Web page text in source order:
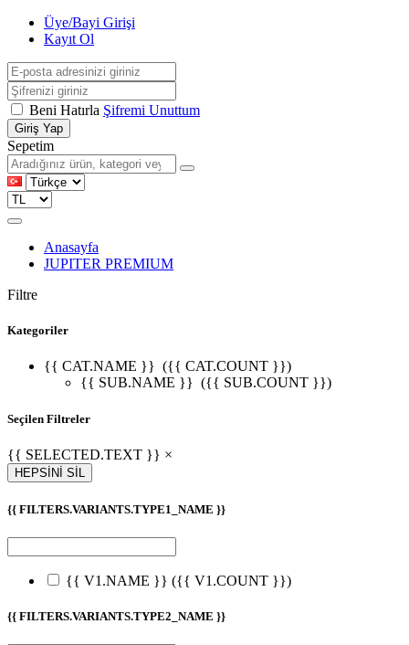
Üye/Bayi Girişi
Kayıt Ol
Beni Hatırla Şifremi Unuttum
Giriş Yap
Sepetim
Anasayfa
JUPITER PREMIUM
Filtre
Kategoriler
{{ CAT.NAME }} ({{ CAT.COUNT }})
{{ SUB.NAME }} ({{ SUB.COUNT }})
Seçilen Filtreler
{{ SELECTED.TEXT }} ×
HEPSİNİ SİL
{{ FILTERS.VARIANTS.TYPE1_NAME }}
{{ V1.NAME }} ({{ V1.COUNT }})
{{ FILTERS.VARIANTS.TYPE2_NAME }}